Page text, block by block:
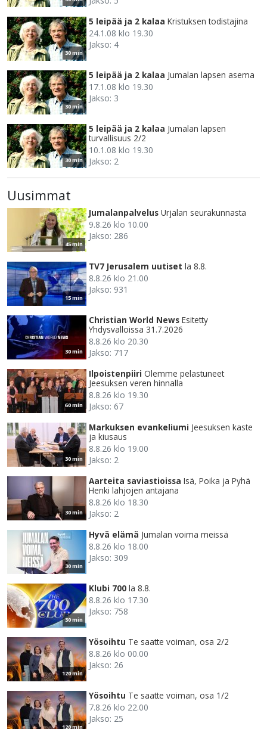
30 min
5 leipää ja 2 kalaa Kristuksen todistajina
24.1.08 klo 19.30
Jakso: 4
30 min
5 leipää ja 2 kalaa Jumalan lapsen asema
17.1.08 klo 19.30
Jakso: 3
30 min
5 leipää ja 2 kalaa Jumalan lapsen
turvallisuus 2/2
10.1.08 klo 19.30
Jakso: 2
Uusimmat
45 min
Jumalanpalvelus Urjalan seurakunnasta
9.8.26 klo 10.00
Jakso: 286
15 min
TV7 Jerusalem uutiset la 8.8.
8.8.26 klo 21.00
Jakso: 931
30 min
Christian World News Esitetty
Yhdysvalloissa 31.7.2026
8.8.26 klo 20.30
Jakso: 717
60 min
Ilpoistenpiiri Olemme pelastuneet
Jeesuksen veren hinnalla
8.8.26 klo 19.30
Jakso: 67
30 min
Markuksen evankeliumi Jeesuksen kaste
ja kiusaus
8.8.26 klo 19.00
Jakso: 2
30 min
Aarteita saviastioissa Isä, Poika ja Pyhä
Henki lahjojen antajana
8.8.26 klo 18.30
Jakso: 2
30 min
Hyvä elämä Jumalan voima meissä
8.8.26 klo 18.00
Jakso: 309
30 min
Klubi 700 la 8.8.
8.8.26 klo 17.30
Jakso: 758
120 min
Yösoihtu Te saatte voiman, osa 2/2
8.8.26 klo 00.00
Jakso: 26
120 min
Yösoihtu Te saatte voiman, osa 1/2
7.8.26 klo 22.00
Jakso: 25